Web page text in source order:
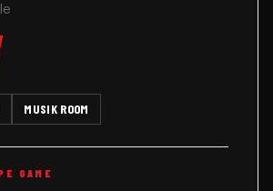
MUSIK ROOM
GAME